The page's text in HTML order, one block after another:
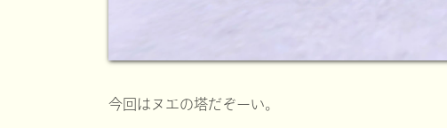
今回はヌエの塔だぞーい。